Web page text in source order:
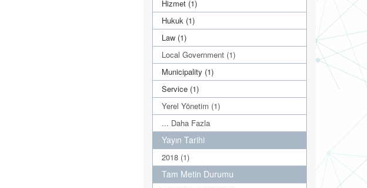
Hizmet (1)
Hukuk (1)
Law (1)
Local Government (1)
Municipality (1)
Service (1)
Yerel Yönetim (1)
... Daha Fazla
Yayın Tarihi
2018 (1)
Tam Metin Durumu